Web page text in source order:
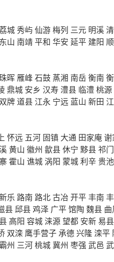
荔城秀屿仙游梅列 三元 明溪
东山 南靖平和 华安 延平 建阳
晖 雁峰 石鼓 蒸湘 南岳衡南
鼎城 安乡 汉寿 澧县 临澧桃源
双牌道县 江永 宁远 蓝山 新田
怀远 五河 固镇 大通 田家庵
黄山 徽州 歙县休宁 黟县祁门
霍山 谯城 涡阳 蒙城利辛 贵池
乐 路南 路北古冶 开平丰南
县邱县鸡泽 广平馆陶 魏县 曲
高阳 容城 涞源望都 安新易县
双滦 鹰手营子承德兴隆 滦平
州 三河桃城冀州 枣强 武邑